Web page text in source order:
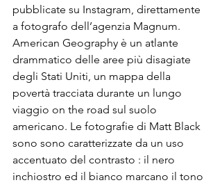
pubblicate su Instagram, direttamente
a fotografo dell’agenzia Magnum.
American Geography è un atlante
drammatico delle aree più disagiate
degli Stati Uniti, un mappa della
povertà tracciata durante un lungo
viaggio on the road sul suolo
americano. Le fotografie di Matt Black
sono sono caratterizzate da un uso
accentuato del contrasto : il nero
inchiostro ed il bianco marcano il tono